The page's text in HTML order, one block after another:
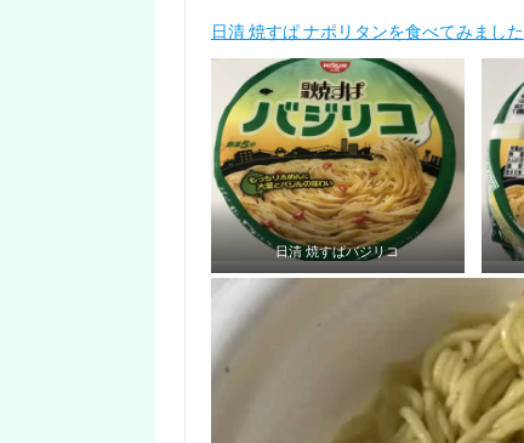
日清 焼すぱ ナポリタンを食べてみました
日清 焼すぱバジリコ